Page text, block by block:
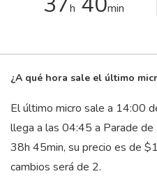
h min
¿A qué hora sale el último
El último micro sale a 14:00
llega a las 04:45 a Parade de
38h 45min, su precio es de
cambios será de 2.